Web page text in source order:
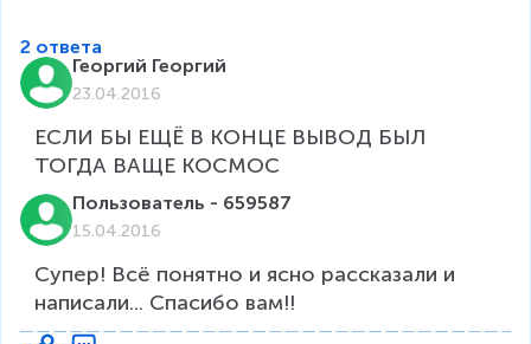
2 ответа
Георгий Георгий
23.04.2016
ЕСЛИ БЫ ЕЩЁ В КОНЦЕ ВЫВОД БЫЛ
ТОГДА ВАЩЕ КОСМОС
Пользователь - 659587
15.04.2016
Супер! Всё понятно и ясно рассказали и
написали... Спасибо вам!!